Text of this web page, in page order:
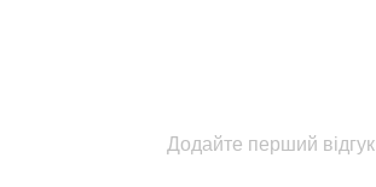
Додайте перший відгук